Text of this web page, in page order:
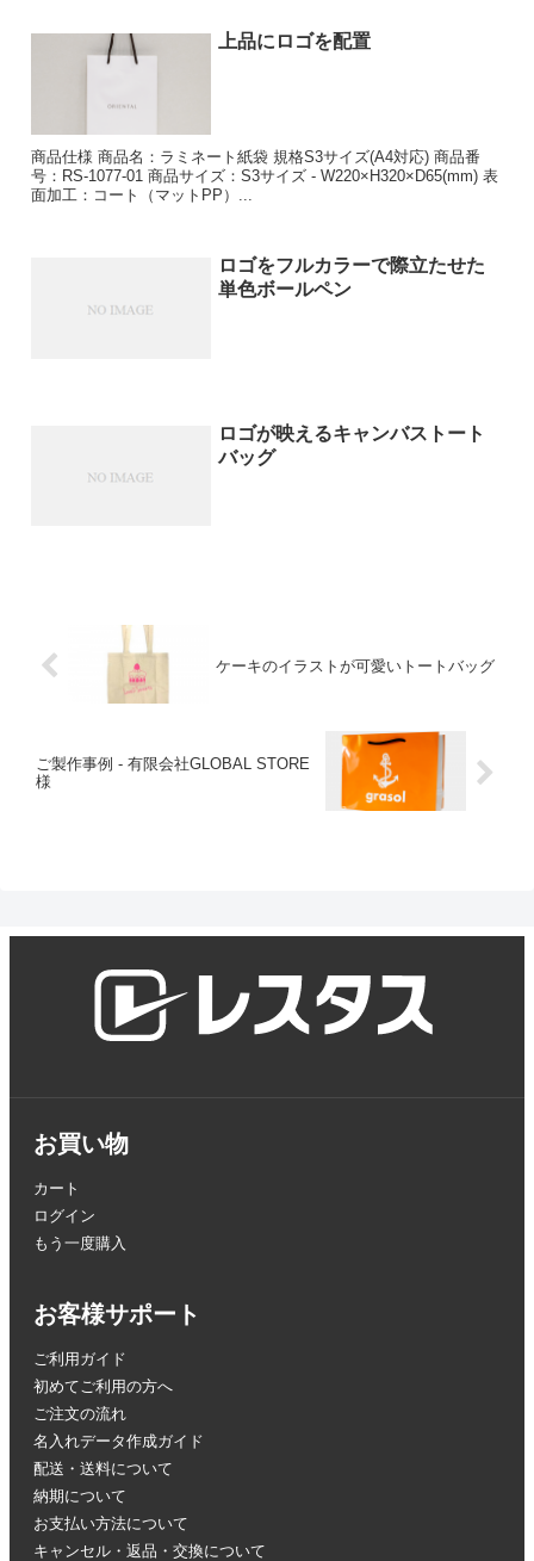
上品にロゴを配置
商品仕様 商品名：ラミネート紙袋 規格S3サイズ(A4対応) 商品番
号：RS-1077-01 商品サイズ：S3サイズ - W220×H320×D65(mm) 表
面加工：コート（マットPP）...
ロゴをフルカラーで際立たせた
単色ボールペン
ロゴが映えるキャンバストート
バッグ
ケーキのイラストが可愛いトートバッグ
ご製作事例 - 有限会社GLOBAL STORE
様
お買い物
カート
ログイン
もう一度購入
お客様サポート
ご利用ガイド
初めてご利用の方へ
ご注文の流れ
名入れデータ作成ガイド
配送・送料について
納期について
お支払い方法について
キャンセル・返品・交換について